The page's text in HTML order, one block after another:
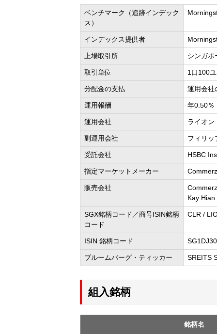
ベンチマーク（追跡インデック
ス）
インデックス提供者
上場取引所 シンガポ
取引単位 1口100
分配金の支払 運用会社
運用報酬 年0.50％
運用会社 ライオン
副運用会社 フィリッ
受託会社 HSBC
指定マーケットメーカー
販売会社
Kay
SGX銘柄コード／商号ISIN銘柄
コード
CLR /
ISIN 銘柄コード
ブルームバーグ・ティッカー SREITS
組入銘柄
銘柄名